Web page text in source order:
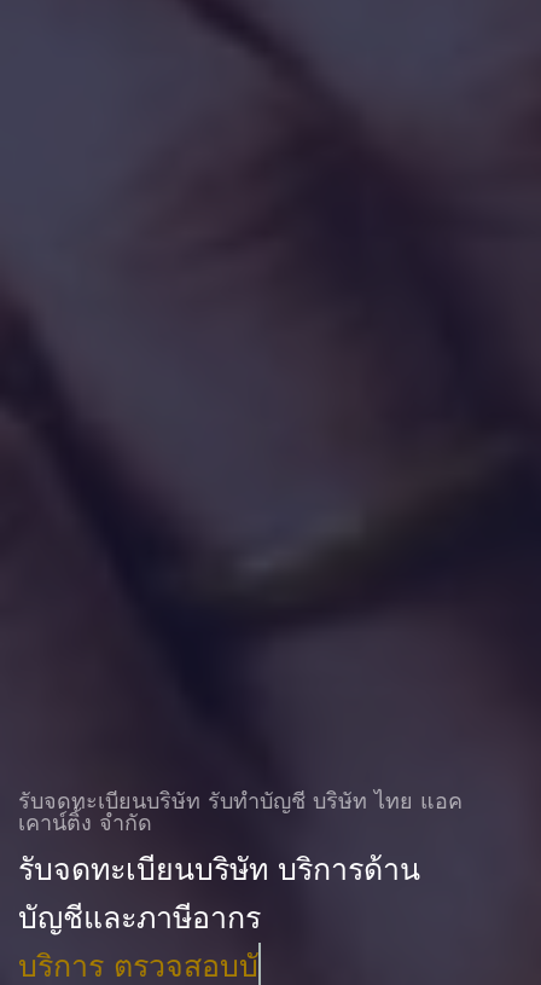
รับจดทะเบียนบริษัท รับทําบัญชี บริษัท ไทย แอค
เคาน์ติ้ง จำกัด
รับจดทะเบียนบริษัท บริการด้าน
บัญชีและภาษีอากร
บริการ ตรวจสอบบัญชี